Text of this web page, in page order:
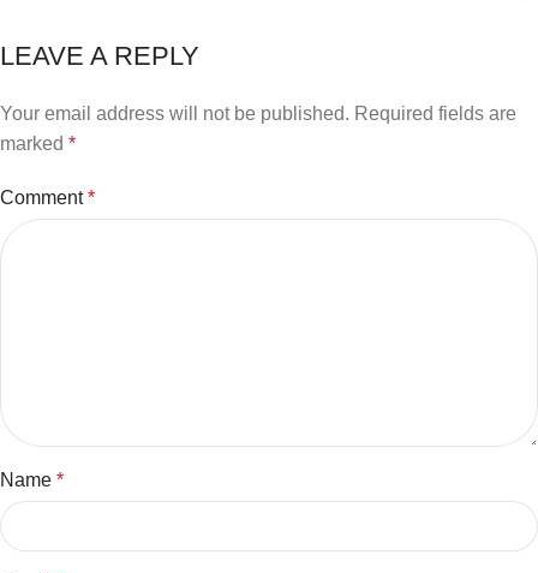
LEAVE A REPLY
Your email address will not be published. Required fields are
marked *
Comment*
Name *